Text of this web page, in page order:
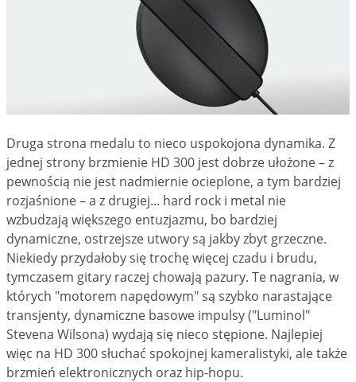
Druga strona medalu to nieco uspokojona dynamika. Z
jednej strony brzmienie HD 300 jest dobrze ułożone – z
pewnością nie jest nadmiernie ocieplone, a tym bardziej
rozjaśnione – a z drugiej... hard rock i metal nie
wzbudzają większego entuzjazmu, bo bardziej
dynamiczne, ostrzejsze utwory są jakby zbyt grzeczne.
Niekiedy przydałoby się trochę więcej czadu i brudu,
tymczasem gitary raczej chowają pazury. Te nagrania, w
których "motorem napędowym" są szybko narastające
transjenty, dynamiczne basowe impulsy ("Luminol"
Stevena Wilsona) wydają się nieco stępione. Najlepiej
więc na HD 300 słuchać spokojnej kameralistyki, ale także
brzmień elektronicznych oraz hip-hopu.